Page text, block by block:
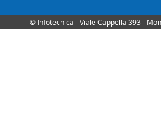
© Infotecnica - Viale Cappella 393 -